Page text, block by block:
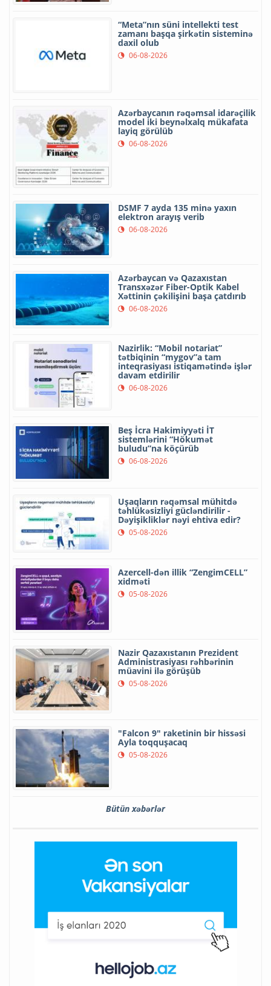
“Meta”nın süni intellekti test
zamanı başqa şirkətin sisteminə
daxil olub
06-08-2026
Azərbaycanın rəqəmsal idarəçilik
model iki beynəlxalq mükafata
layiq görülüb
06-08-2026
DSMF 7 ayda 135 minə yaxın
elektron arayış verib
06-08-2026
Azərbaycan və Qazaxıstan
Transxəzər Fiber-Optik Kabel
Xəttinin çəkilişini başa çatdırıb
06-08-2026
Nazirlik: “Mobil notariat”
tətbiqinin “mygov”a tam
inteqrasiyası istiqamətində işlər
davam etdirilir
06-08-2026
Beş İcra Hakimiyyəti İT
sistemlərini “Hökumət
buludu”na köçürüb
06-08-2026
Uşaqların rəqəmsal mühitdə
təhlükəsizliyi gücləndirilir -
Dəyişikliklər nəyi ehtiva edir?
05-08-2026
Azercell-dən illik “ZengimCELL”
xidməti
05-08-2026
Nazir Qazaxıstanın Prezident
Administrasiyası rəhbərinin
müavini ilə görüşüb
05-08-2026
"Falcon 9" raketinin bir hissəsi
Ayla toqquşacaq
05-08-2026
Bütün xəbərlər